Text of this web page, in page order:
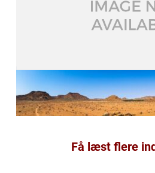
Få læst flere